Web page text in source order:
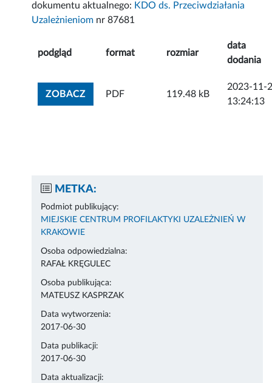
dokumentu aktualnego: KDO ds. Przeciwdziałania
Uzależnieniom nr 87681
podgląd format rozmiar
data
dodania
ZOBACZZOBACZ ZAŁĄCZNIK
PDF 119.48 kB
2023-11-
13:24:13
METKA:
Podmiot publikujący:
MIEJSKIE CENTRUM PROFILAKTYKI UZALEŻNIEŃ W
KRAKOWIE
Osoba odpowiedzialna:
RAFAŁ KRĘGULEC
Osoba publikująca:
MATEUSZ KASPRZAK
Data wytworzenia:
2017-06-30
Data publikacji:
2017-06-30
Data aktualizacji: